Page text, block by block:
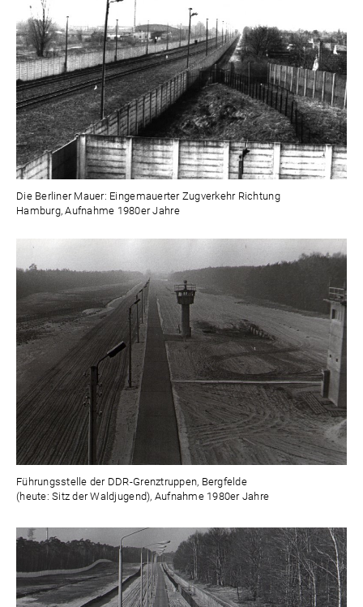
Die Berliner Mauer: Eingemauerter Zugverkehr Richtung
Hamburg, Aufnahme 1980er Jahre
Führungsstelle der DDR-Grenztruppen, Bergfelde
(heute: Sitz der Waldjugend), Aufnahme 1980er Jahre